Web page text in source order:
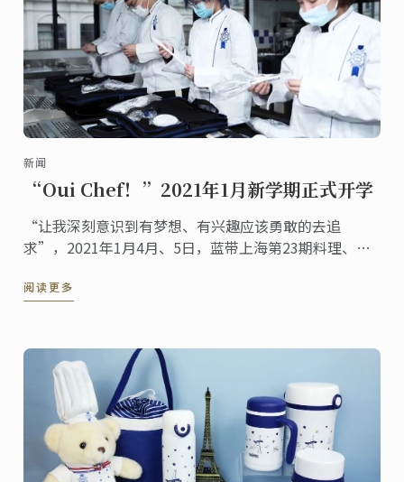
新闻
“Oui Chef！”2021年1月新学期正式开学
“让我深刻意识到有梦想、有兴趣应该勇敢的去追
求”，2021年1月4月、5日，蓝带上海第23期料理、甜
阅读更多